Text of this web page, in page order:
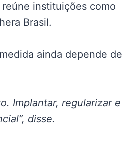
instituições como
Brasil.
ainda depende de
Implantar, regularizar e
disse.